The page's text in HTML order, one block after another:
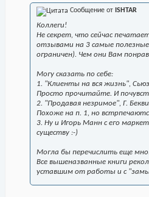
Сообщение от ISHTAR
Коллеги!
Не секрет, что сейчас
отзывами на 3 самые
ограничен). Чем они Вам
Могу сказать по себе:
1. "Клиенты на вся жизнь",
Просто прочитайте. И
2. "Продавая незримое", Г.
Похоже на п. 1, но
3. Ну и Игорь Манн с его
существу :-)
Могла бы перечислить еще
Все вышеназванные книги
уставшим от работы и с